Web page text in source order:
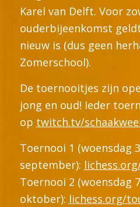
Karel van Delft. Voor
ouderbijeenkomst
nieuw is (dus geen
Zomerschool).
De toernooitjes zijn
jong en oud! Ieder
op twitch.tv/
Toernooi 1 (woensdag
september):
Toernooi 2 (woensdag 7
oktober): lichess.org/